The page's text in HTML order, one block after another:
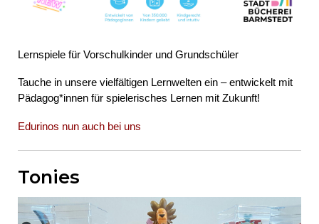
Lernspiele für Vorschulkinder und Grundschüler
Tauche in unsere vielfältigen Lernwelten ein – entwickelt mit
Pädagog*innen für spielerisches Lernen mit Zukunft!
Edurinos nun auch bei uns
Tonies